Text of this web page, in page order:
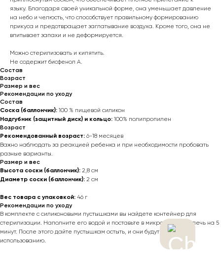
языку. Благодаря своей уникальной форме, она уменьшает давление
на небо и челюсть, что способствует правильному формированию
прикуса и предотвращает заглатывание воздуха. Кроме того, она не
впитывает запахи и не деформируется.
Можно стерилизовать и кипятить.
Не содержит бисфенол А.
Состав
Возраст
Размер и вес
Рекомендации по уходу
Состав
Соска (баллончик): 100 % пищевой силикон
Надгубник (защитный диск) и кольцо: 100% полипропилен
Возраст
Рекомендованный возраст: 6-18 месяцев
Важно наблюдать за реакцией ребенка и при необходимости пробовать
разные варианты.
Размер и вес
Высота соски (баллончик): 2,8 см
Диаметр соски (баллончик): 2 см
Вес товара с упаковкой: 46 г
Рекомендации по уходу
В комплекте с силиконовыми пустышками вы найдете контейнер для
стерилизации. Наполните его водой и поставьте в микроволновую печь на 5
минут. После этого дайте пустышкам остыть, и они будут готовы к
использованию.